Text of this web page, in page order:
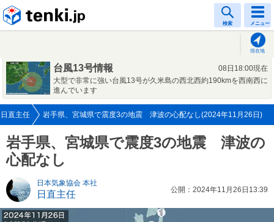
検索 メニュー
現在地
台風13号情報
08日18:00現在
大型で非常に強い台風13号が久米島の西北西約190kmを西南西に
進んでいます
日直主任 岩手県、宮城県で震度3の地震 津波の心配なし(2024年11月26日)
岩手県、宮城県で震度3の地震 津波の
心配なし
日本気象協会 本社
日直主任 公開：2024年11月26日13:39